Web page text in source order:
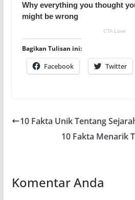
Bagikan Tulisan ini:
Facebook Twitter
10 Fakta Unik Tentang
10 Fakta Menarik
Komentar Anda